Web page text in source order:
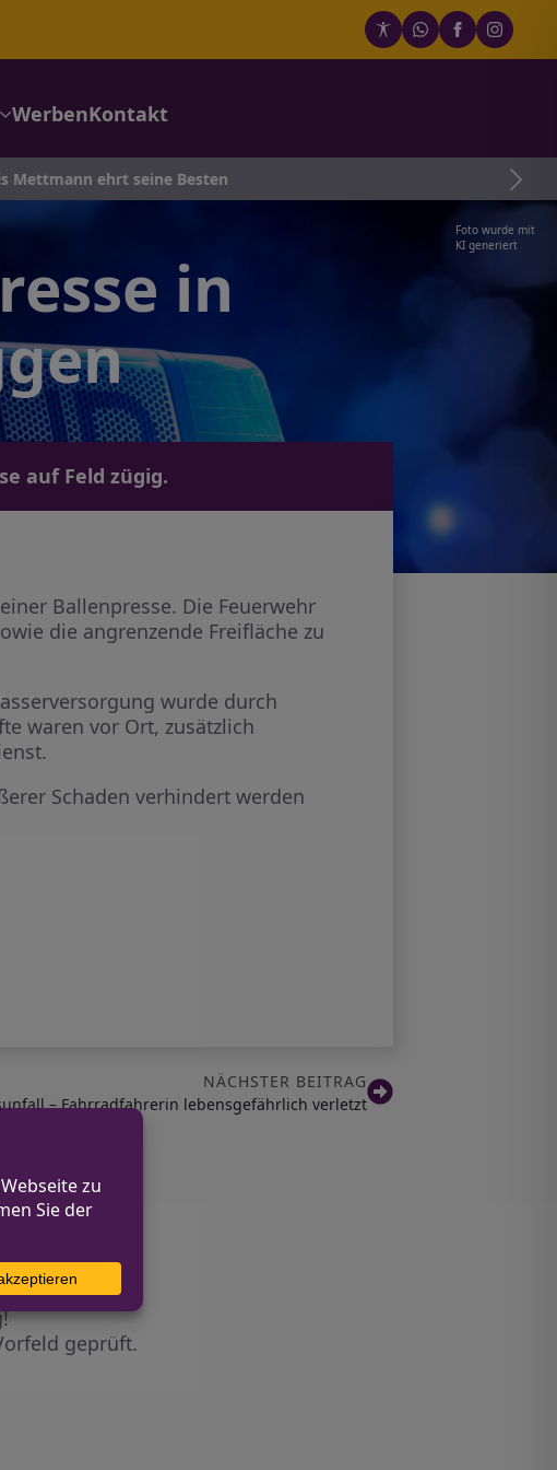
WerbenKontakt
seine Besten
Foto wurde mit
KI generiert
in
auf Feld zügig.
Ballenpresse. Die Feuerwehr
die angrenzende Freifläche zu
wurde durch
waren vor Ort, zusätzlich
Schaden verhindert werden
NÄCHSTER BEITRAG
– Fahrradfahrerin lebensgefährlich verletzt
geprüft.